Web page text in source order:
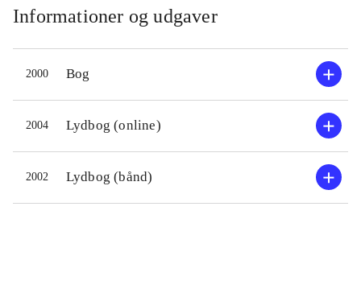
Sideløbende er det fortællingen om
48-årige Evelyn, der er hårdt ramt af
midtlivskrise, klimakterium,
overvægt og trøstespisning - på én
gang! Hendes lyspunkt og inspiration
til personlig udvikling bliver de
plejehjem. Ninny pludrer løs fra
Informationer og udgaver
2000 Bog
2004 Lydbog (online)
2002 Lydbog (bånd)